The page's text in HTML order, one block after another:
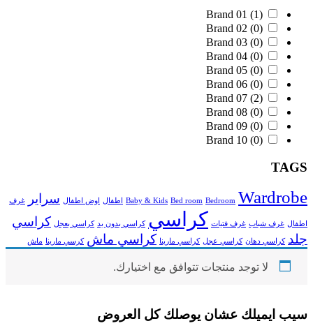
Brand 01 (1)
Brand 02 (0)
Brand 03 (0)
Brand 04 (0)
Brand 05 (0)
Brand 06 (0)
Brand 07 (2)
Brand 08 (0)
Brand 09 (0)
Brand 10 (0)
TAGS
Baby & Kids Bed room Bedroom Wardrobe اطفال اوض اطفال سراير غرف
اطفال غرف شباب غرف فتيات كراسي كراسي بدون يد كراسي بعجل كراسي
جلد كراسي دهان كراسي عجل كراسي مارينا كراسي ماش كرسي مارينا ماش
لا توجد منتجات تتوافق مع اختيارك.
سيب ايميلك عشان يوصلك كل العروض